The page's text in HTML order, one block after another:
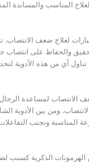
المناسب والمساندة
لعلاج ضعف
والحفاظ على انتصاب
أي من هذه الأدوية
الانتصاب لمساعدة
ومن بين الأدوية
المناسبة وتجنب
الهرمونات الذكرية كسبب